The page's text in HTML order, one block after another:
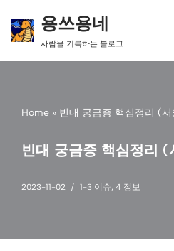
콘
용쓰용네
사람을 기록하는 블로그
Home » 빈대 궁금증 핵심정리 (
빈대 궁금증 핵심정리
2023-11-02 1-3 이슈, 4 정보